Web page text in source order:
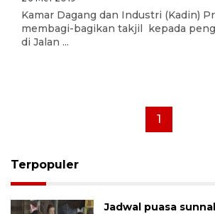
Kamar Dagang dan Industri (Kadin)
membagi-bagikan takjil kepada
di Jalan ...
1
Terpopuler
Jadwal puasa